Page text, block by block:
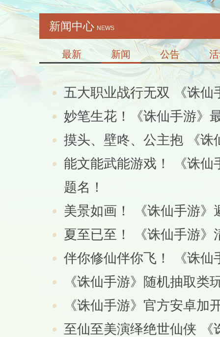
新闻中心 NEWS
最新 新闻 公告
五大职业战行无双 《诛仙
妙笔生花！《诛仙手游》
摸头、壁咚、公主抱 《诛
能文能武能游戏！ 《诛仙
题名！
美景如画！ 《诛仙手游》
夏至已至！ 《诛仙手游》
伴你修仙伴你飞！ 《诛仙
《诛仙手游》随机抽取类
《诛仙手游》官方安卓加
至仙至美演绎绝世仙侠 《